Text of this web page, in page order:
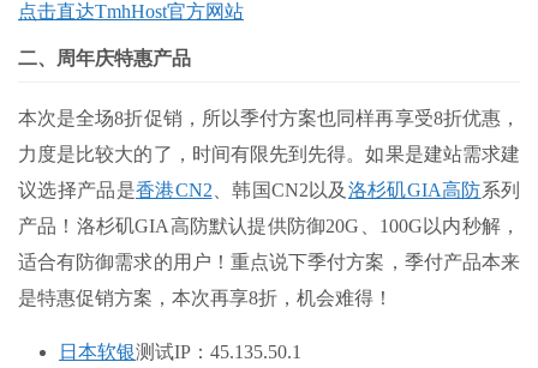
点击直达TmhHost官方网站
二、周年庆特惠产品
本次是全场8折促销，所以季付方案也同样再享受8折优惠，
力度是比较大的了，时间有限先到先得。如果是建站需求建
议选择产品是香港CN2 、韩国CN2以及 洛杉矶GIA高防系列
产品！洛杉矶GIA高防默认提供防御20G、100G以内秒解，
适合有防御需求的用户！ 重点说下季付方案，季付产品本来
是特惠促销方案，本次再享8折，机会难得！
日本软银测试IP：45.135.50.1